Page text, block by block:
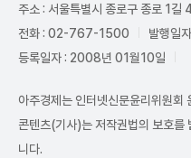
주소 : 서울특별시 종로구 종로 1
전화 : 02-767-1500
발행일
등록일자 : 2008년 01월10일
아주경제는 인터넷신문윤리위원회
콘텐츠(기사)는 저작권법의 보호를
니다.